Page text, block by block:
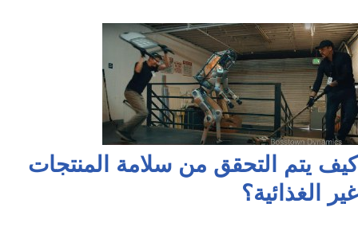
كيف يتم التحقق من سلامة المنتجات
غير الغذائية؟